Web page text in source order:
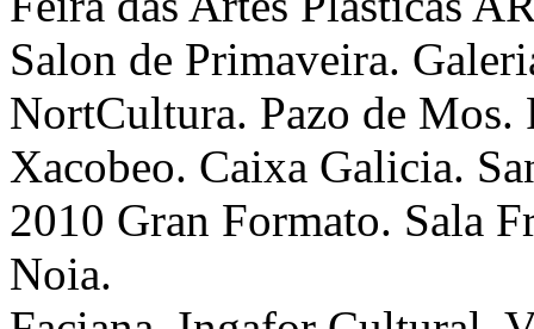
Salon de Primaveira.
NortCultura. Pazo de Mos.
Xacobeo. Caixa Galicia.
2010 Gran Formato. Sala
Noia.